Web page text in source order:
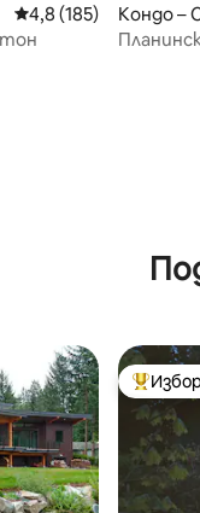
Средна оценка: 4,8
4,8 (185)
Кондо –
C
Най-